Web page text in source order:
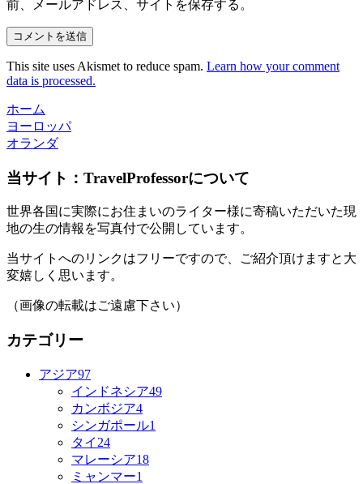
前、メールアドレス、サイトを保存する。
This site uses Akismet to reduce spam. Learn how your comment
data is processed.
ホーム
ヨーロッパ
オランダ
当サイト：TravelProfessorについて
世界各国に実際にお住まいのライター様に寄稿いただいた現
地の生の情報を写真付で公開しています。
当サイトへのリンクはフリーですので、ご紹介頂けますと大
変嬉しく思います。
（画像の転載はご遠慮下さい）
カテゴリー
アジア97
インドネシア49
カンボジア4
シンガポール1
タイ 24
マレーシア18
ミャンマー1